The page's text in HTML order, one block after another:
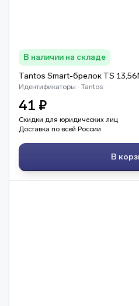
В наличии на складе
Tantos Smart-брелок TS
Идентификаторы · Tantos
41 ₽
Скидки для юридических лиц
Доставка по всей России
В